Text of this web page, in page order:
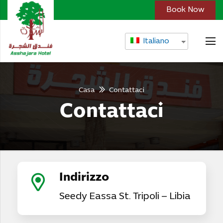
Book Now
Italiano
Casa Contattaci
Contattaci
Indirizzo
Seedy Eassa St. Tripoli – Libia